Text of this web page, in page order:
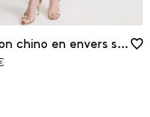
Pantalon chino en envers satin